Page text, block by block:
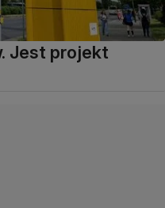
Jest projekt